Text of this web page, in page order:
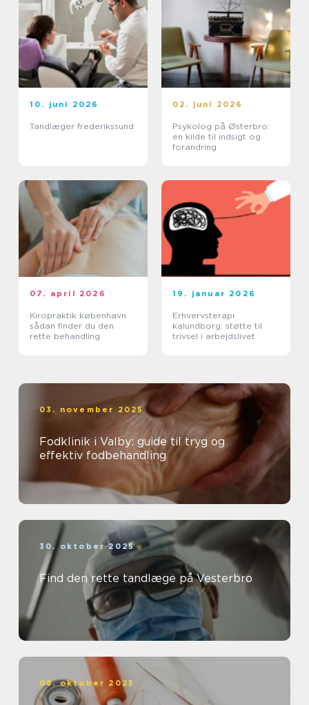
10. juni 2026
Tandlæger frederikssund
02. juni 2026
Psykolog på Østerbro:
en kilde til indsigt og
forandring
07. april 2026
Kiropraktik københavn
sådan finder du den
rette behandling
19. januar 2026
Erhvervsterapi
kalundborg: støtte til
trivsel i arbejdslivet
03. november 2025
Fodklinik i Valby: guide til tryg og
effektiv fodbehandling
30. oktober 2025
Find den rette tandlæge på Vesterbro
08. oktober 2025